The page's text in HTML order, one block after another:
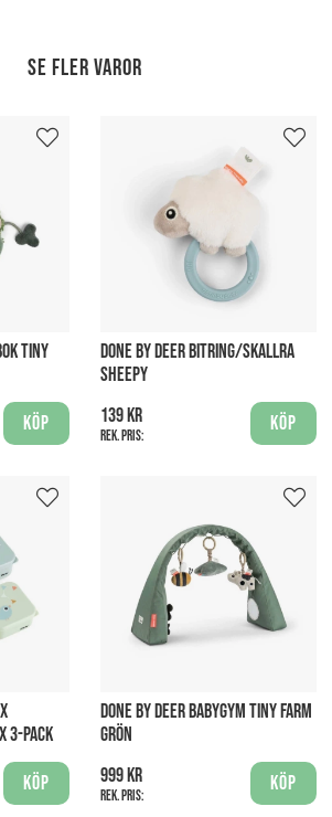
Se fler varor
TINY
Köp
DONE BY DEER BITRING/SKALLRA
SHEEPY
139 kr
Rek. pris:
Köp
3-PACK
Köp
DONE BY DEER BABYGYM TINY FARM
GRÖN
999 kr
Rek. pris:
Köp